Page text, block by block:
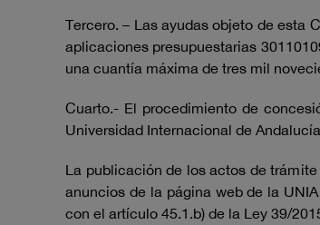
Tercero. – Las ayudas objeto de esta
aplicaciones presupuestarias
una cuantía máxima de tres mil
Cuarto.- El procedimiento de
Universidad Internacional de
La publicación de los actos de
anuncios de la página web de la UNIA
con el artículo 45.1.b) de la Ley 39/